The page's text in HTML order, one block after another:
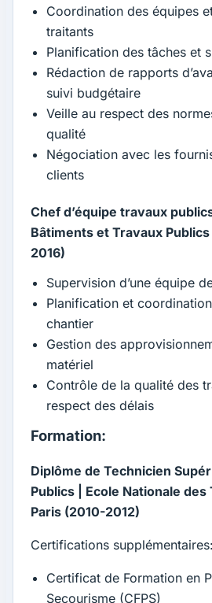
Coordination des équipes
traitants
Planification des tâches et
Rédaction de rapports
suivi budgétaire
Veille au respect des
qualité
Négociation avec les
clients
Chef d’équipe travaux
Bâtiments et Travaux
2016)
Supervision d’une équipe
Planification et
chantier
Gestion des
matériel
Contrôle de la qualité des
respect des délais
Formation:
Diplôme de Technicien
Publics | Ecole Nationale des
Paris (2010-2012)
Certifications supplémentaires:
Certificat de Formation en
Secourisme (CFPS)